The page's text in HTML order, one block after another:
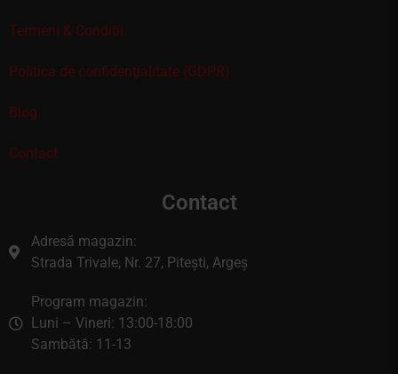
Termeni & Conditii
Politica de confidenţialitate (GDPR)
Blog
Contact
Contact
Adresă magazin:
Strada Trivale, Nr. 27, Pitești, Argeș
Program magazin:
Luni – Vineri: 13:00-18:00
Sambătă: 11-13